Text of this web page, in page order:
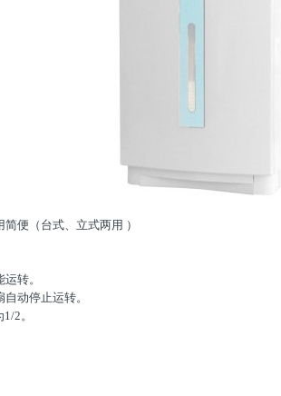
便（台式、立式两用 ）
转。
动停止运转。
2。